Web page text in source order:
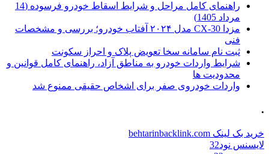
راهنمای کامل مراحل و شرایط اسقاط خودرو فرسوده (14
مرداد 1405)
مزدا CX-30 مدل ۲۰۲۴ آفتاب خودرو؛ بررسی و مشخصات
فنی
ثبت نام سامانه سخا تعویض پلاک و احراز سکونت
شرایط واردات خودرو به مناطق آزاد، راهنمای کامل قوانین و
محدودیت ها
واردات خودروی صفر برای اشخاص حقیقی ممنوع شد
.
خرید بک لینک behtarinbacklink.com
لایسنس نود32